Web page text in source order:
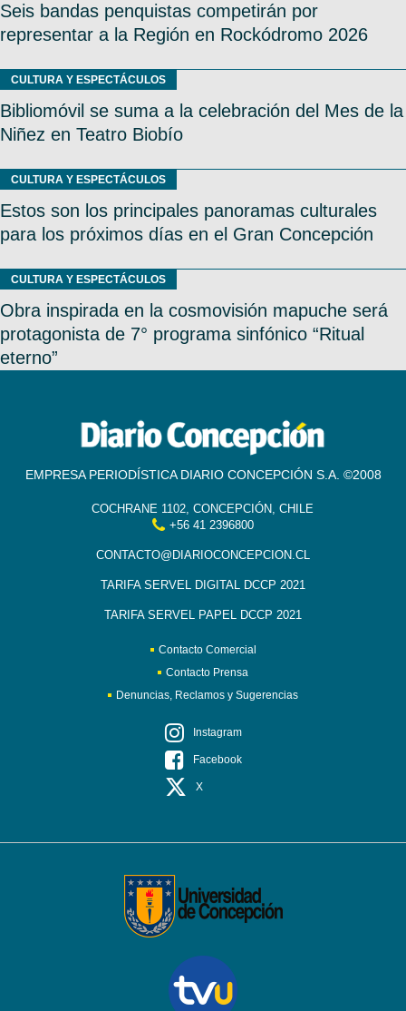
Seis bandas penquistas competirán por
representar a la Región en Rockódromo 2026
CULTURA Y ESPECTÁCULOS
Bibliomóvil se suma a la celebración del Mes de la
Niñez en Teatro Biobío
CULTURA Y ESPECTÁCULOS
Estos son los principales panoramas culturales
para los próximos días en el Gran Concepción
CULTURA Y ESPECTÁCULOS
Obra inspirada en la cosmovisión mapuche será
protagonista de 7° programa sinfónico “Ritual
eterno”
EMPRESA PERIODÍSTICA DIARIO CONCEPCIÓN S.A. ©2008
COCHRANE 1102, CONCEPCIÓN, CHILE
+56 41 2396800
CONTACTO@DIARIOCONCEPCION.CL
TARIFA SERVEL DIGITAL DCCP 2021
TARIFA SERVEL PAPEL DCCP 2021
Contacto Comercial
Contacto Prensa
Denuncias, Reclamos y Sugerencias
Instagram
Facebook
X